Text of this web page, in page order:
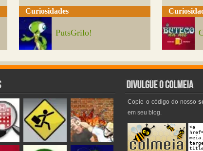
Curiosidades
PutsGrilo!
Copie o código do nosso
em seu blog.